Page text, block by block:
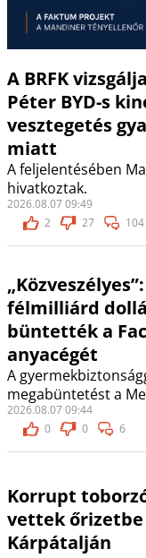
A BRFK
Péter BYD-s
vesztegetés
miatt
A feljelentésében
hivatkoztak.
2026.08.07 09:49
2
27 104
„Közveszélyes”:
félmilliárd
büntették a
anyacégét
A
megabüntetést a
2026.08.07 09:44
0
0 6
Korrupt
vettek őrizetbe
Kárpátalján